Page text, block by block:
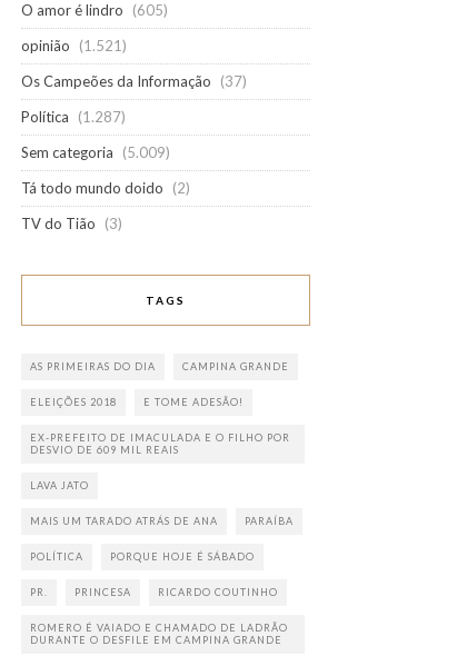
O amor é lindro
(605)
opinião
(1.521)
Os Campeões da Informação
(37)
Política
(1.287)
Sem categoria
(5.009)
Tá todo mundo doido
(2)
TV do Tião
(3)
TAGS
AS PRIMEIRAS DO DIA CAMPINA GRANDE
ELEIÇÕES 2018 E TOME ADESÃO!
EX-PREFEITO DE IMACULADA E O FILHO POR
DESVIO DE 609 MIL REAIS
LAVA JATO
MAIS UM TARADO ATRÁS DE ANA PARAÍBA
POLÍTICA PORQUE HOJE É SÁBADO
PR. PRINCESA RICARDO COUTINHO
ROMERO É VAIADO E CHAMADO DE LADRÃO
DURANTE O DESFILE EM CAMPINA GRANDE